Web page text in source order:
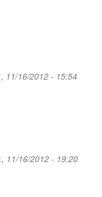
11/16/2012 - 15:54
11/16/2012 - 19:20